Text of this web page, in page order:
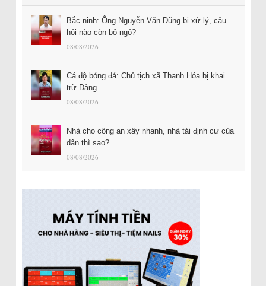
Bắc ninh: Ông Nguyễn Văn Dũng bị xử lý, câu
hỏi nào còn bỏ ngỏ?
08/08/2026
Cá độ bóng đá: Chủ tịch xã Thanh Hóa bị khai
trừ Đảng
08/08/2026
Nhà cho công an xây nhanh, nhà tái định cư của
dân thì sao?
08/08/2026